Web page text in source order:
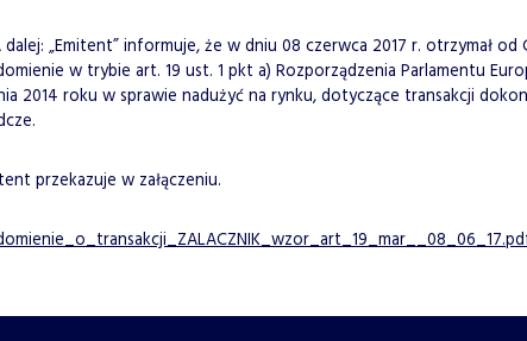
„Emitent” informuje, że w dniu 08 czerwca 2017 r. otrzymał od
w trybie art. 19 ust. 1 pkt a) Rozporządzenia Parlamentu
2014 roku w sprawie nadużyć na rynku, dotyczące transakcji
przekazuje w załączeniu.